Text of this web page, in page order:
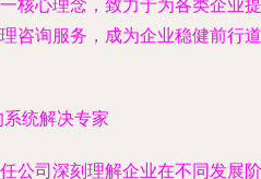
核心理念，致力于为各类企业提
咨询服务，成为企业稳健前行道
统解决专家
公司深刻理解企业在不同发展阶